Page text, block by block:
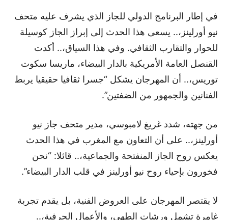
في إطار البرنامج الدولي للجاز الذي يشرف عليه متحف
نيو أورلينز،.. يسعى هذا الحدث إلى إبراز الجاز كوسيلة
للحوار والتقارب الثقافي. وفي هذا السياق،.. أكدت
القنصل العامة الأمريكية بالدار البيضاء، ماريسا سكوت
توريس،.. أن المهرجان يشكل “جسرا ثقافيا حقيقيا يربط
الفنانين والجمهور من الضفتين”.
من جهته، شدد غريغ لامبوسي، مدير متحف جاز نيو
أورلينز،.. على أن التعاون مع المغرب في هذا الحدث
يعكس روح الجاز المنفتحة والجماعية،.. قائلا: “نحن
فخورون بإحياء روح نيو أورلينز في قلب الدار البيضاء”.
لا يقتصر المهرجان على العروض الفنية، بل يقدم تجربة
غامرة تشمل ورشات الطهي، والأعمال الحرفية،..